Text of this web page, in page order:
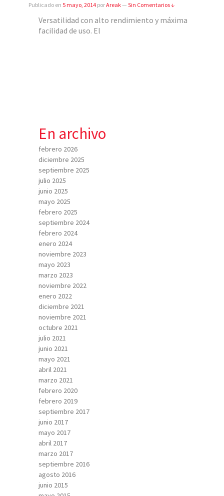
Publicado en 5 mayo, 2014porAreak— Sin Comentarios ↓
Versatilidad con alto rendimiento y máxima
facilidad de uso. El
En archivo
febrero 2026
diciembre 2025
septiembre 2025
julio 2025
junio 2025
mayo 2025
febrero 2025
septiembre 2024
febrero 2024
enero 2024
noviembre 2023
mayo 2023
marzo 2023
noviembre 2022
enero 2022
diciembre 2021
noviembre 2021
octubre 2021
julio 2021
junio 2021
mayo 2021
abril 2021
marzo 2021
febrero 2020
febrero 2019
septiembre 2017
junio 2017
mayo 2017
abril 2017
marzo 2017
septiembre 2016
agosto 2016
junio 2015